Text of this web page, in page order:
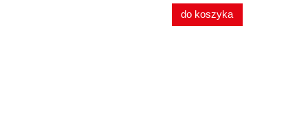
do koszyka